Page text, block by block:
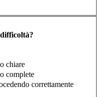
chiare
complete
correttamente